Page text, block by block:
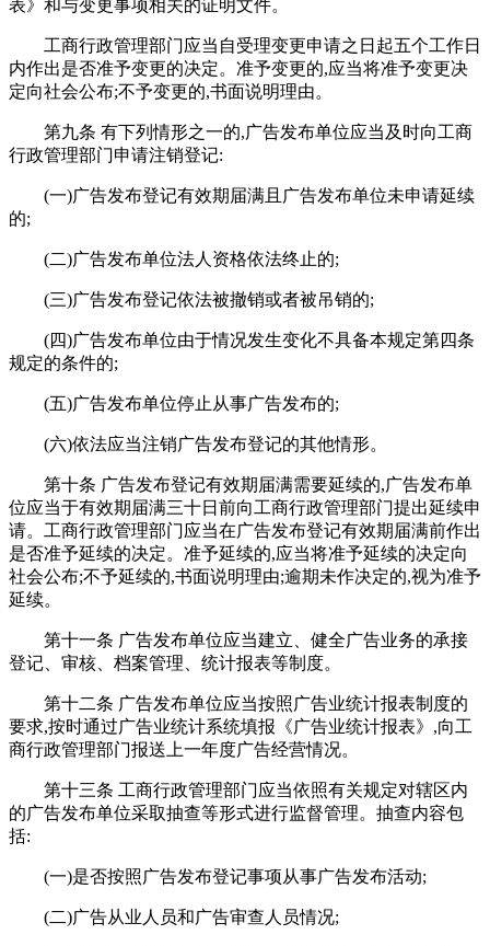
表》和与变更事项相关的证明文件。
工商行政管理部门应当自受理变更申请之日起五个工作日
内作出是否准予变更的决定。准予变更的,应当将准予变更决
定向社会公布;不予变更的,书面说明理由。
第九条 有下列情形之一的,广告发布单位应当及时向工商
行政管理部门申请注销登记:
(一)广告发布登记有效期届满且广告发布单位未申请延续
的;
(二)广告发布单位法人资格依法终止的;
(三)广告发布登记依法被撤销或者被吊销的;
(四)广告发布单位由于情况发生变化不具备本规定第四条
规定的条件的;
(五)广告发布单位停止从事广告发布的;
(六)依法应当注销广告发布登记的其他情形。
第十条 广告发布登记有效期届满需要延续的,广告发布单
位应当于有效期届满三十日前向工商行政管理部门提出延续申
请。工商行政管理部门应当在广告发布登记有效期届满前作出
是否准予延续的决定。准予延续的,应当将准予延续的决定向
社会公布;不予延续的,书面说明理由;逾期未作决定的,视为准予
延续。
第十一条 广告发布单位应当建立、健全广告业务的承接
登记、审核、档案管理、统计报表等制度。
第十二条 广告发布单位应当按照广告业统计报表制度的
要求,按时通过广告业统计系统填报《广告业统计报表》,向工
商行政管理部门报送上一年度广告经营情况。
第十三条 工商行政管理部门应当依照有关规定对辖区内
的广告发布单位采取抽查等形式进行监督管理。抽查内容包
括:
(一)是否按照广告发布登记事项从事广告发布活动;
(二)广告从业人员和广告审查人员情况;